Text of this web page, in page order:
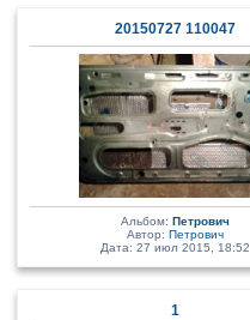
20150727 110047
Альбом: Петрович
Автор: Петрович
Дата: 27 июл 2015, 18:52
1